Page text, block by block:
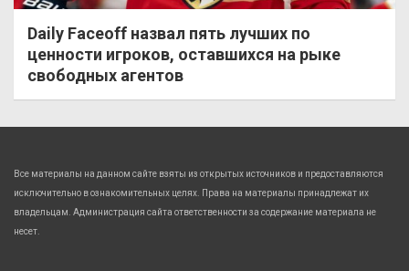
Daily Faceoff назвал пять лучших по
ценности игроков, оставшихся на рыке
свободных агентов
Все материалы на данном сайте взяты из открытых источников и предоставляются
исключительно в ознакомительных целях. Права на материалы принадлежат их
владельцам. Администрация сайта ответственности за содержание материала не
несет.